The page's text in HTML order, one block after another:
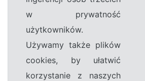
w prywatność
użytkowników.
Używamy także plików
cookies, by ułatwić
korzystanie z naszych